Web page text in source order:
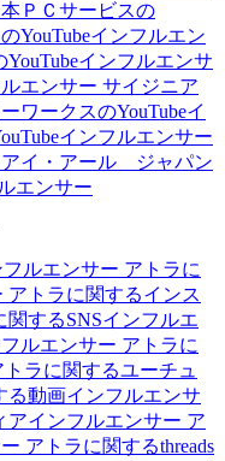
本ＰＣサービスの
YouTubeインフルエン
インフルエンサ
エンサー サイジニア
ワークスのYouTubeイ
インフルエンサー
アイ・アール ジャパン
エンサー
ルエンサー アトラに
アトラに関するインス
関するSNSインフルエ
ルエンサー アトラに
トラに関するユーチュ
る動画インフルエンサ
アインフルエンサー ア
アトラに関するthreads